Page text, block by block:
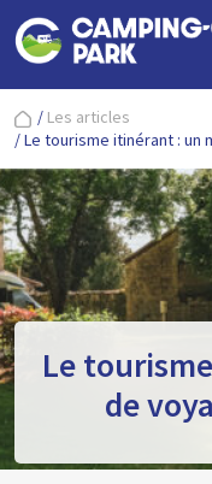
/ Les articles
/Le tourisme itinérant : un
Le
de